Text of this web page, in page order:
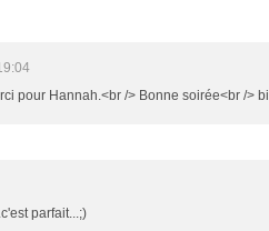
pour Hannah.<br /> Bonne soirée<br />
parfait...;)